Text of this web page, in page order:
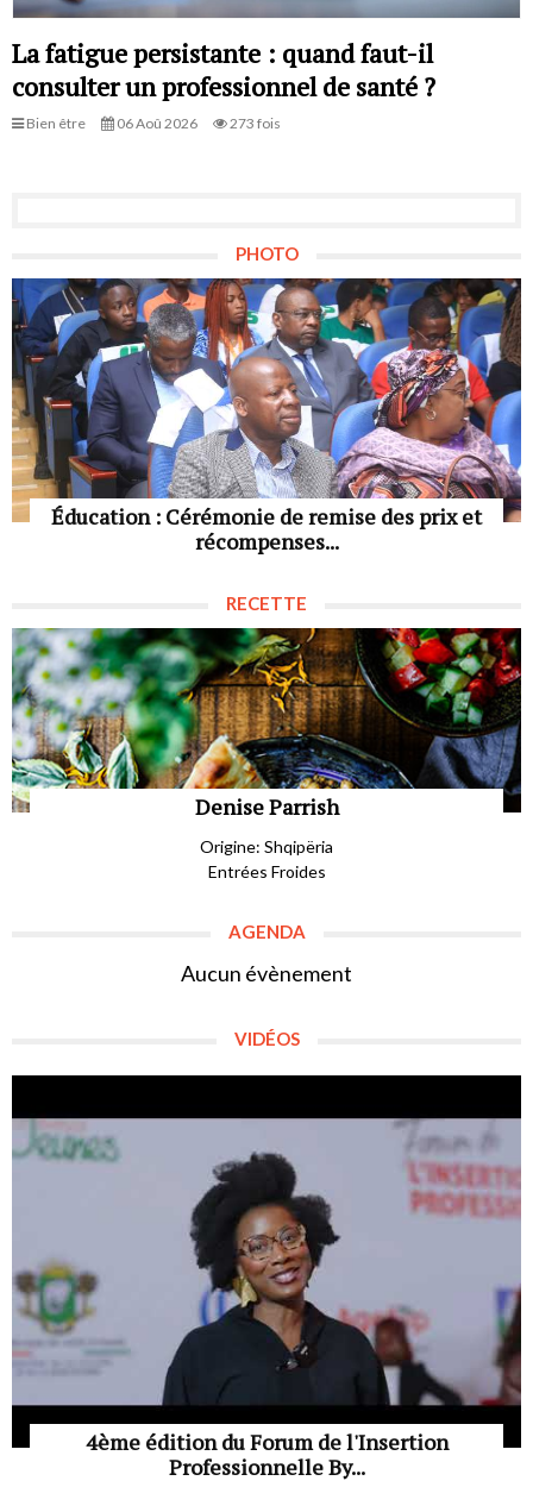
La fatigue persistante : quand faut-il
consulter un professionnel de santé ?
Bien être 06 Aoû 2026 273 fois
PHOTO
Éducation : Cérémonie de remise des prix et
récompenses...
RECETTE
Denise Parrish
Origine: Shqipëria
Entrées Froides
AGENDA
Aucun évènement
VIDÉOS
4ème édition du Forum de l'Insertion
Professionnelle By...